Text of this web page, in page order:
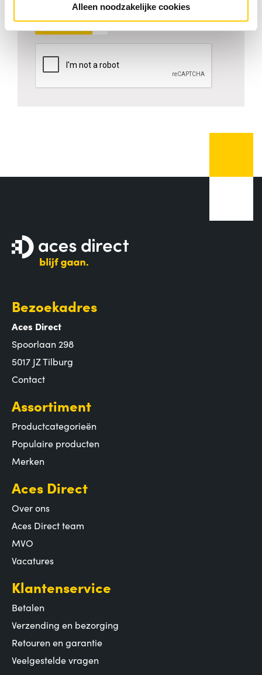
Alleen noodzakelijke cookies
Bezoekadres
Aces Direct
Spoorlaan 298
5017 JZ Tilburg
Contact
Assortiment
Productcategorieën
Populaire producten
Merken
Aces Direct
Over ons
Aces Direct team
MVO
Vacatures
Klantenservice
Betalen
Verzending en bezorging
Retouren en garantie
Veelgestelde vragen